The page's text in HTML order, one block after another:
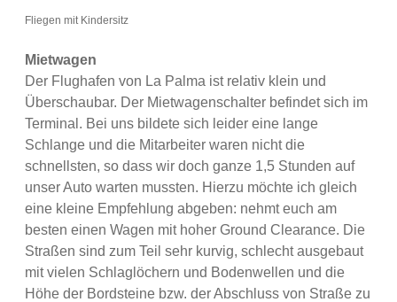
Fliegen mit Kindersitz
Mietwagen
Der Flughafen von La Palma ist relativ klein und
Überschaubar. Der Mietwagenschalter befindet sich im
Terminal. Bei uns bildete sich leider eine lange
Schlange und die Mitarbeiter waren nicht die
schnellsten, so dass wir doch ganze 1,5 Stunden auf
unser Auto warten mussten. Hierzu möchte ich gleich
eine kleine Empfehlung abgeben: nehmt euch am
besten einen Wagen mit hoher Ground Clearance. Die
Straßen sind zum Teil sehr kurvig, schlecht ausgebaut
mit vielen Schlaglöchern und Bodenwellen und die
Höhe der Bordsteine bzw. der Abschluss von Straße zu